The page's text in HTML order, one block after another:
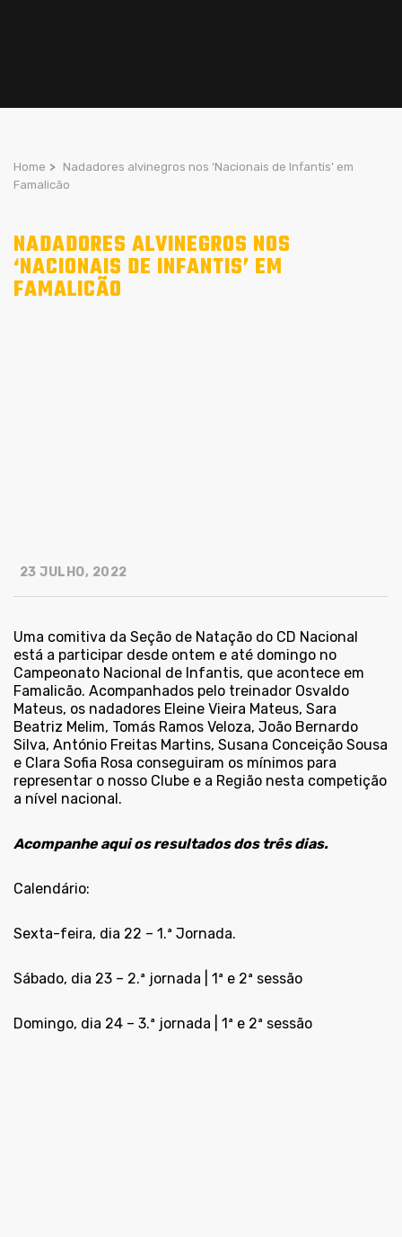
Home > Nadadores alvinegros nos ‘Nacionais de Infantis’ em
Famalicão
NADADORES ALVINEGROS NOS
‘NACIONAIS DE INFANTIS’ EM
FAMALICÃO
23 JULHO, 2022
Uma comitiva da Seção de Natação do CD Nacional
está a participar desde ontem e até domingo no
Campeonato Nacional de Infantis, que acontece em
Famalicão. Acompanhados pelo treinador Osvaldo
Mateus, os nadadores Eleine Vieira Mateus, Sara
Beatriz Melim, Tomás Ramos Veloza, João Bernardo
Silva, António Freitas Martins, Susana Conceição Sousa
e Clara Sofia Rosa conseguiram os mínimos para
representar o nosso Clube e a Região nesta competição
a nível nacional.
Acompanhe aqui os resultados dos três dias.
Calendário:
Sexta-feira, dia 22 – 1.ª Jornada.
Sábado, dia 23 – 2.ª jornada | 1ª e 2ª sessão
Domingo, dia 24 – 3.ª jornada | 1ª e 2ª sessão